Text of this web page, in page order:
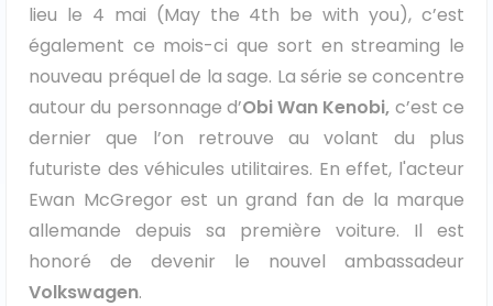
Tous les véhicules
Réservation véhicule
Financement utilitaire
lieu le 4 mai (May the 4th be with you), c’est
également ce mois-ci que sort en streaming le
nouveau préquel de la sage. La série se concentre
autour du personnage d’Obi Wan Kenobi, c’est ce
dernier que l’on retrouve au volant du plus
futuriste des véhicules utilitaires. En effet, l'acteur
Ewan McGregor est un grand fan de la marque
allemande depuis sa première voiture. Il est
honoré de devenir le nouvel ambassadeur
Volkswagen.